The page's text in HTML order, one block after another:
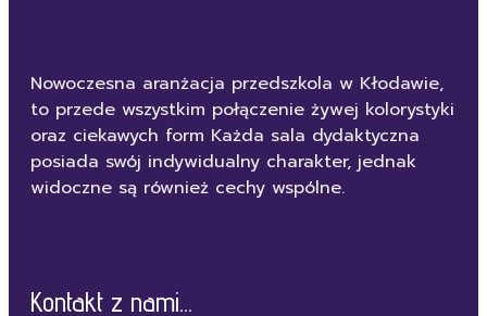
Nowoczesna aranżacja przedszkola w Kłodawie,
to przede wszystkim połączenie żywej kolorystyki
oraz ciekawych form Każda sala dydaktyczna
posiada swój indywidualny charakter, jednak
widoczne są również cechy wspólne.
Kontakt z nami...